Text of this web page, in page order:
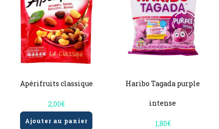
Apérifruits classique
2,00€
Ajouter au panier
Haribo Tagada purple
intense
1,80€